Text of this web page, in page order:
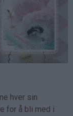
hver sin
for å bli med i